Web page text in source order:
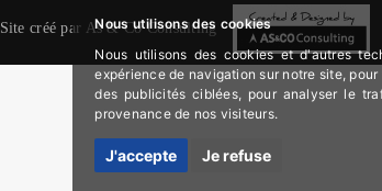
Nous utilisons des cookies
Nous utilisons des cookies et d'autres
expérience de navigation sur notre site,
des publicités ciblées, pour analyser le
provenance de nos visiteurs.
J'accepte Je refuse
Site créé par As & Co Consulting